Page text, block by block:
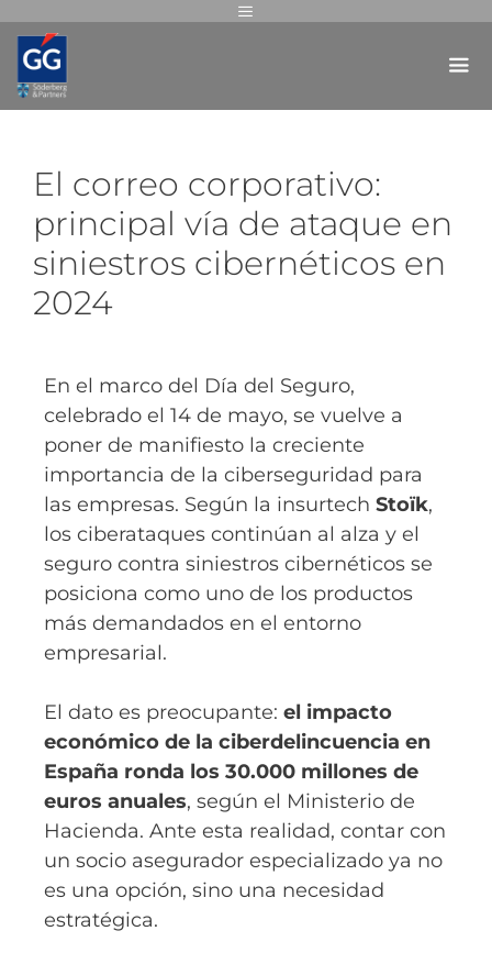
El correo corporativo:
principal vía de ataque en
siniestros cibernéticos en
2024
En el marco del Día del Seguro,
celebrado el 14 de mayo, se vuelve a
poner de manifiesto la creciente
importancia de la ciberseguridad para
las empresas. Según la insurtech Stoïk,
los ciberataques continúan al alza y el
seguro contra siniestros cibernéticos se
posiciona como uno de los productos
más demandados en el entorno
empresarial.
El dato es preocupante: el impacto
económico de la ciberdelincuencia en
España ronda los 30.000 millones de
euros anuales, según el Ministerio de
Hacienda. Ante esta realidad, contar con
un socio asegurador especializado ya no
es una opción, sino una necesidad
estratégica.